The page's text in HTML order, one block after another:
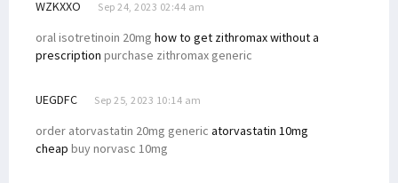
WZKXXO Sep 24, 2023 02:44 am
oral isotretinoin 20mg how to get zithromax without a
prescription purchase zithromax generic
UEGDFC Sep 25, 2023 10:14 am
order atorvastatin 20mg generic atorvastatin 10mg
cheap buy norvasc 10mg